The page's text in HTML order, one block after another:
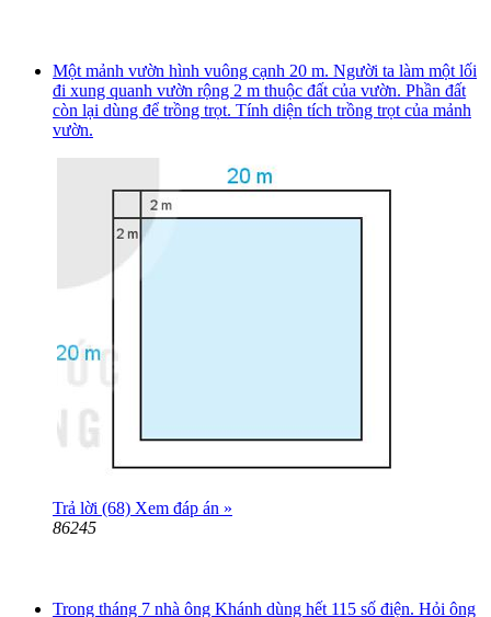
Một mảnh vườn hình vuông cạnh 20 m. Người ta làm một lối
đi xung quanh vườn rộng 2 m thuộc đất của vườn. Phần đất
còn lại dùng để trồng trọt. Tính diện tích trồng trọt của mảnh
vườn.
Trả lời (68) Xem đáp án »
86245
Trong tháng 7 nhà ông Khánh dùng hết 115 số điện. Hỏi ông